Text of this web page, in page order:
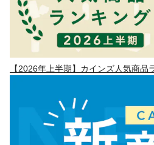
【2026年上半期】カインズ人気商品